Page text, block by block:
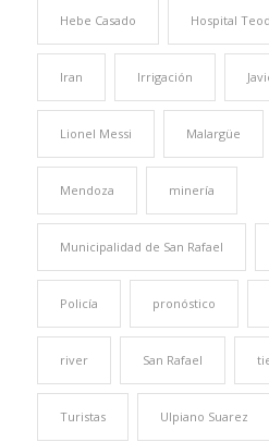
Hebe Casado Hospital
Iran Irrigación
Lionel Messi Malargüe
Mendoza minería
Municipalidad de San Rafael
Policía pronóstico
river San Rafael
Turistas Ulpiano Suarez